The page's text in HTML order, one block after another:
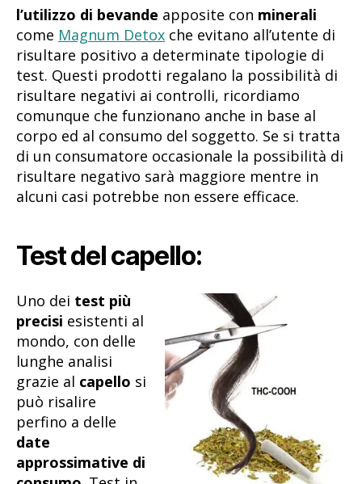
l’utilizzo di bevande apposite con minerali
come Magnum Detox che evitano all’utente di
risultare positivo a determinate tipologie di
test. Questi prodotti regalano la possibilità di
risultare negativi ai controlli, ricordiamo
comunque che funzionano anche in base al
corpo ed al consumo del soggetto. Se si tratta
di un consumatore occasionale la possibilità di
risultare negativo sarà maggiore mentre in
alcuni casi potrebbe non essere efficace.
Test del capello:
Uno dei test più
precisi esistenti al
mondo, con delle
lunghe analisi
grazie al capello si
può risalire
perfino a delle
date
approssimative di